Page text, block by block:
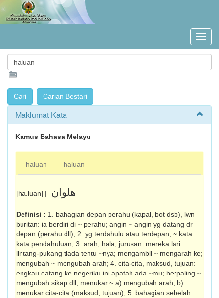
Maklumat Kata
Kamus Bahasa Melayu
haluan haluan
[ha.luan] | هلوان
Definisi : 1. bahagian depan perahu (kapal, bot dsb), lwn
buritan: ia berdiri di ~ perahu; angin ~ angin yg datang dr
depan (perahu dll); 2. yg terdahulu atau terdepan; ~ kata
kata pendahuluan; 3. arah, hala, jurusan: mereka lari
lintang-pukang tiada tentu ~nya; mengambil ~ mengarah ke;
mengubah ~ mengubah arah; 4. cita-cita, maksud, tujuan:
engkau datang ke negeriku ini apatah ada ~mu; berpaling ~
mengubah sikap dll; menukar ~ a) mengubah arah; b)
menukar cita-cita (maksud, tujuan); 5. bahagian sebelah